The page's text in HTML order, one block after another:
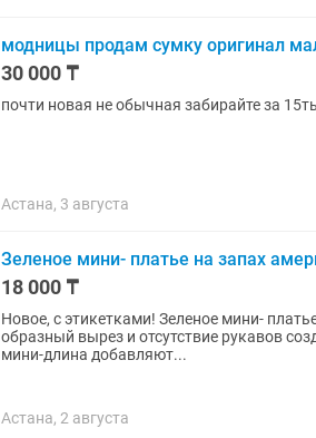
модницы продам сумку оригинал
30 000 ₸
почти новая не обычная забирайте за
Астана, 3 августа
Зеленое мини- платье на запах
18 000 ₸
Новое, с этикетками! Зеленое мини-
образный вырез и отсутствие рукавов
мини-длина добавляют...
Астана, 2 августа